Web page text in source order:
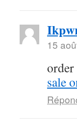
15
sale